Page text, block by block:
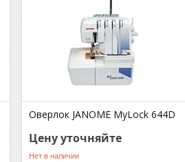
Оверлок JANOME MyLock 644D
Цену уточняйте
Нет в наличии